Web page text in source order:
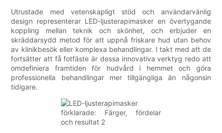
Utrustade med vetenskapligt stöd och användarvänlig
design representerar LED-ljusterapimasker en övertygande
koppling mellan teknik och skönhet, och erbjuder en
skräddarsydd metod för att uppnå friskare hud utan behov
av klinikbesök eller komplexa behandlingar. I takt med att de
fortsätter att få fotfäste är dessa innovativa verktyg redo att
omdefiniera framtiden för hudvård i hemmet och göra
professionella behandlingar mer tillgängliga än någonsin
tidigare.